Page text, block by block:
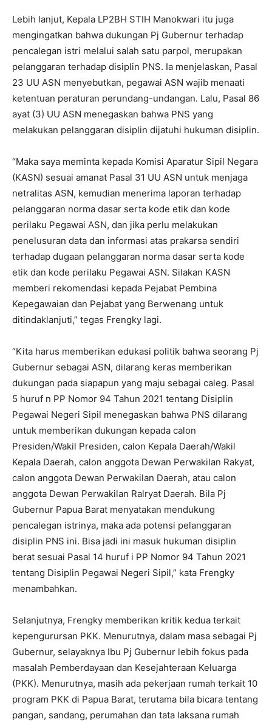
Lebih lanjut, Kepala LP2BH STIH Manokwari itu juga
mengingatkan bahwa dukungan Pj Gubernur terhadap
pencalegan istri melalui salah satu parpol, merupakan
pelanggaran terhadap disiplin PNS. Ia menjelaskan, Pasal
23 UU ASN menyebutkan, pegawai ASN wajib menaati
ketentuan peraturan perundang-undangan. Lalu, Pasal 86
ayat (3) UU ASN menegaskan bahwa PNS yang
melakukan pelanggaran disiplin dijatuhi hukuman disiplin.
“Maka saya meminta kepada Komisi Aparatur Sipil Negara
(KASN) sesuai amanat Pasal 31 UU ASN untuk menjaga
netralitas ASN, kemudian menerima laporan terhadap
pelanggaran norma dasar serta kode etik dan kode
perilaku Pegawai ASN, dan jika perlu melakukan
penelusuran data dan informasi atas prakarsa sendiri
terhadap dugaan pelanggaran norma dasar serta kode
etik dan kode perilaku Pegawai ASN. Silakan KASN
memberi rekomendasi kepada Pejabat Pembina
Kepegawaian dan Pejabat yang Berwenang untuk
ditindaklanjuti,” tegas Frengky lagi.
“Kita harus memberikan edukasi politik bahwa seorang Pj
Gubernur sebagai ASN, dilarang keras memberikan
dukungan pada siapapun yang maju sebagai caleg. Pasal
5 huruf n PP Nomor 94 Tahun 2021 tentang Disiplin
Pegawai Negeri Sipil menegaskan bahwa PNS dilarang
untuk memberikan dukungan kepada calon
Presiden/Wakil Presiden, calon Kepala Daerah/Wakil
Kepala Daerah, calon anggota Dewan Perwakilan Rakyat,
calon anggota Dewan Perwakilan Daerah, atau calon
anggota Dewan Perwakilan Ralryat Daerah. Bila Pj
Gubernur Papua Barat menyatakan mendukung
pencalegan istrinya, maka ada potensi pelanggaran
disiplin PNS ini. Bisa jadi ini masuk hukuman disiplin
berat sesuai Pasal 14 huruf i PP Nomor 94 Tahun 2021
tentang Disiplin Pegawai Negeri Sipil,” kata Frengky
menambahkan.
Selanjutnya, Frengky memberikan kritik kedua terkait
kepengurursan PKK. Menurutnya, dalam masa sebagai Pj
Gubernur, selayaknya Ibu Pj Gubernur lebih fokus pada
masalah Pemberdayaan dan Kesejahteraan Keluarga
(PKK). Menurutnya, masih ada pekerjaan rumah terkait 10
program PKK di Papua Barat, terutama bila bicara tentang
pangan, sandang, perumahan dan tata laksana rumah